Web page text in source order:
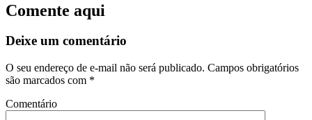
Comente aqui
Deixe um comentário
O seu endereço de e-mail não será publicado. Campos obrigatórios
são marcados com *
Comentário